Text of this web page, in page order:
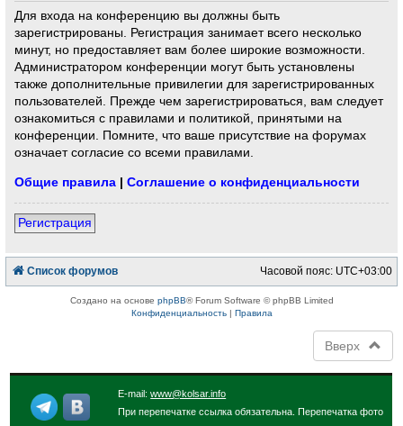
Для входа на конференцию вы должны быть
зарегистрированы. Регистрация занимает всего несколько
минут, но предоставляет вам более широкие возможности.
Администратором конференции могут быть установлены
также дополнительные привилегии для зарегистрированных
пользователей. Прежде чем зарегистрироваться, вам следует
ознакомиться с правилами и политикой, принятыми на
конференции. Помните, что ваше присутствие на форумах
означает согласие со всеми правилами.
Общие правила |Соглашение о конфиденциальности
Регистрация
Список форумов Часовой пояс: UTC+03:00
Создано на основе phpBB® Forum Software © phpBB Limited
Конфиденциальность| Правила
Вверх
E-mail:www@kolsar.info
При перепечатке ссылка обязательна. Перепечатка фото